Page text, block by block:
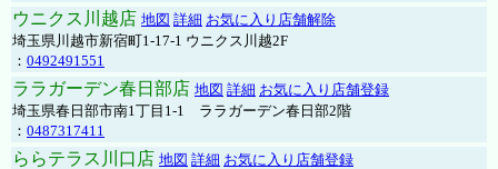
ウニクス川越店 地図 詳細 お気に入り店舗解除
埼玉県川越市新宿町1-17-1 ウニクス川越2F
： 0492491551
ララガーデン春日部店 地図 詳細 お気に入り店舗登録
埼玉県春日部市南1丁目1-1 ララガーデン春日部2階
： 0487317411
ららテラス川口店 地図 詳細 お気に入り店舗登録